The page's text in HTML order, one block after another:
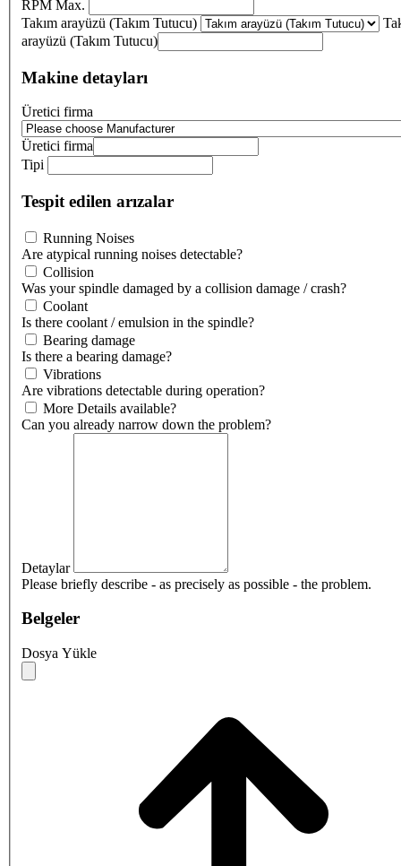
RPM Max.
Takım arayüzü (Takım Tutucu)
arayüzü (Takım Tutucu)
Makine detayları
Üretici firma
Üretici firma
Tipi
Tespit edilen arızalar
Running Noises
Are atypical running noises detectable?
Collision
Was your spindle damaged by a collision damage / crash?
Coolant
Is there coolant / emulsion in the spindle?
Bearing damage
Is there a bearing damage?
Vibrations
Are vibrations detectable during operation?
More Details available?
Can you already narrow down the problem?
Detaylar
Please briefly describe - as precisely as possible - the problem.
Belgeler
Dosya Yükle